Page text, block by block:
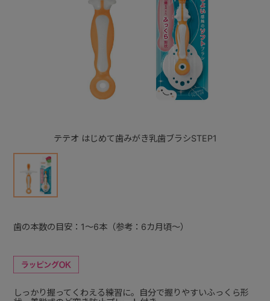
テテオ はじめて歯みがき乳歯ブラシSTEP1
しっかり握ってくわえる練習に。自分で握りやすいふっくら形
歯の本数の目安：1～6本（参考：6カ月頃～）